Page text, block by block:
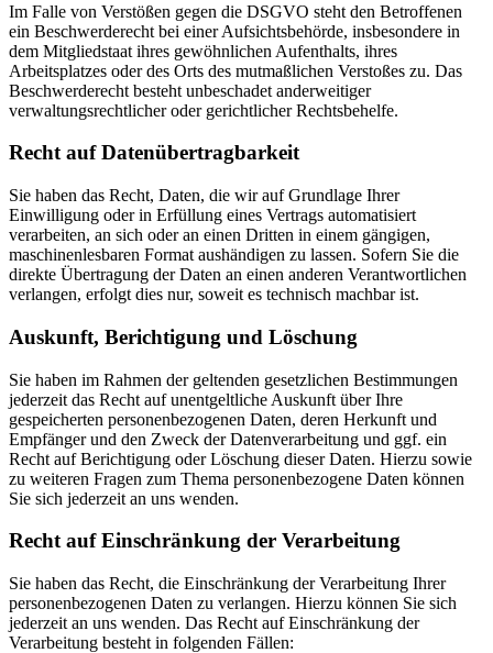
Im Falle von Verstößen gegen die DSGVO steht den Betroffenen
ein Beschwerderecht bei einer Aufsichtsbehörde, insbesondere in
dem Mitgliedstaat ihres gewöhnlichen Aufenthalts, ihres
Arbeitsplatzes oder des Orts des mutmaßlichen Verstoßes zu. Das
Beschwerderecht besteht unbeschadet anderweitiger
verwaltungsrechtlicher oder gerichtlicher Rechtsbehelfe.
Recht auf Daten­übertrag­barkeit
Sie haben das Recht, Daten, die wir auf Grundlage Ihrer
Einwilligung oder in Erfüllung eines Vertrags automatisiert
verarbeiten, an sich oder an einen Dritten in einem gängigen,
maschinenlesbaren Format aushändigen zu lassen. Sofern Sie die
direkte Übertragung der Daten an einen anderen Verantwortlichen
verlangen, erfolgt dies nur, soweit es technisch machbar ist.
Auskunft, Berichtigung und Löschung
Sie haben im Rahmen der geltenden gesetzlichen Bestimmungen
jederzeit das Recht auf unentgeltliche Auskunft über Ihre
gespeicherten personenbezogenen Daten, deren Herkunft und
Empfänger und den Zweck der Datenverarbeitung und ggf. ein
Recht auf Berichtigung oder Löschung dieser Daten. Hierzu sowie
zu weiteren Fragen zum Thema personenbezogene Daten können
Sie sich jederzeit an uns wenden.
Recht auf Einschränkung der Verarbeitung
Sie haben das Recht, die Einschränkung der Verarbeitung Ihrer
personenbezogenen Daten zu verlangen. Hierzu können Sie sich
jederzeit an uns wenden. Das Recht auf Einschränkung der
Verarbeitung besteht in folgenden Fällen: